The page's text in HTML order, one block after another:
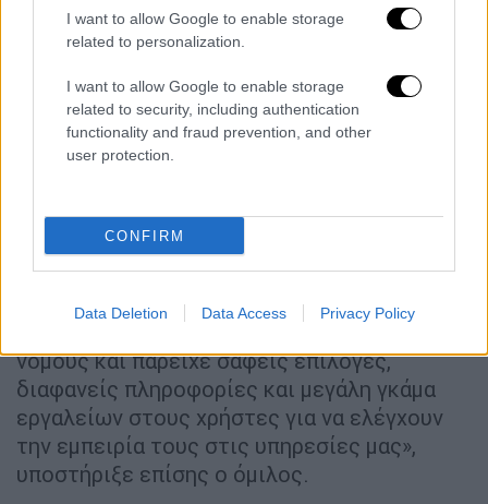
I want to allow Google to enable storage
related to personalization.
I want to allow Google to enable storage
related to security, including authentication
functionality and fraud prevention, and other
user protection.
CONFIRM
Data Deletion Data Access Privacy Policy
Η αντίδραση της Meta
«Πρόκειται για ένα αβάσιμο αίτημα που (...)
δε βασίζεται σε καμιά απόδειξη αναφορικά
με την υποτιθέμενη ζημιά, ενώ παράλληλα
αγνοεί εσκεμμένα την εξέλιξη της
των τελευταίων ετών»,
πλευρά της η Meta σε μήνυμά της που
νόμους και παρείχε σαφείς επιλογές,
διαφανείς πληροφορίες και μεγάλη γκάμα
εργαλείων στους χρήστες για να ελέγχουν
την εμπειρία τους στις υπηρεσίες μας»,
υποστήριξε επίσης ο όμιλος.